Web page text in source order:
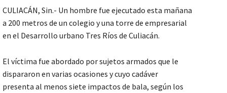
CULIACÁN, Sin.- Un hombre fue ejecutado esta mañana
a 200 metros de un colegio y una torre de empresarial
en el Desarrollo urbano Tres Ríos de Culiacán.
El víctima fue abordado por sujetos armados que le
dispararon en varias ocasiones y cuyo cadáver
presenta al menos siete impactos de bala, según los